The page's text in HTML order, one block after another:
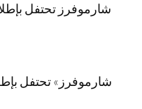
شارموفرز تحتفل